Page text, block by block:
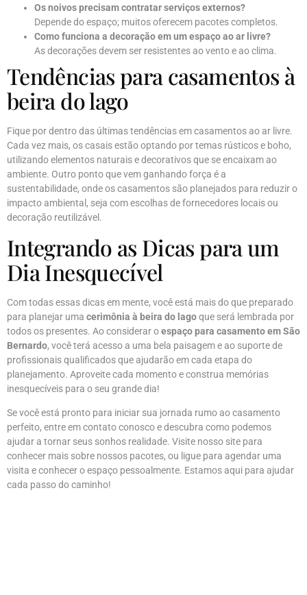
Os noivos precisam contratar serviços externos?
Depende do espaço; muitos oferecem pacotes completos.
Como funciona a decoração em um espaço ao ar livre?
As decorações devem ser resistentes ao vento e ao clima.
Tendências para casamentos à
beira do lago
Fique por dentro das últimas tendências em casamentos ao ar livre.
Cada vez mais, os casais estão optando por temas rústicos e boho,
utilizando elementos naturais e decorativos que se encaixam ao
ambiente. Outro ponto que vem ganhando força é a
sustentabilidade, onde os casamentos são planejados para reduzir o
impacto ambiental, seja com escolhas de fornecedores locais ou
decoração reutilizável.
Integrando as Dicas para um
Dia Inesquecível
Com todas essas dicas em mente, você está mais do que preparado
para planejar uma cerimônia à beira do lagoque será lembrada por
todos os presentes. Ao considerar oespaço para casamento em São
Bernardo, você terá acesso a uma bela paisagem e ao suporte de
profissionais qualificados que ajudarão em cada etapa do
planejamento. Aproveite cada momento e construa memórias
inesquecíveis para o seu grande dia!
Se você está pronto para iniciar sua jornada rumo ao casamento
perfeito, entre em contato conosco e descubra como podemos
ajudar a tornar seus sonhos realidade. Visite nosso site para
conhecer mais sobre nossos pacotes, ou ligue para agendar uma
visita e conhecer o espaço pessoalmente. Estamos aqui para ajudar
cada passo do caminho!